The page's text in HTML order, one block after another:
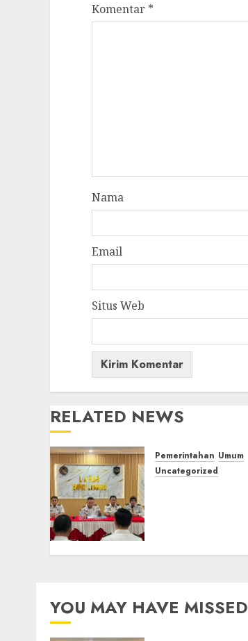
Komentar *
Nama
Email
Situs Web
RELATED NEWS
Pemerintahan Umum
Uncategorized
YOU MAY HAVE MISSED